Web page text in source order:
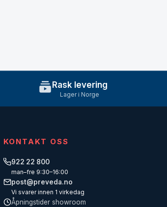
Rask levering
Lager i Norge
KONTAKT OSS
922 22 800
man–fre 9:30–16:00
post@preveda.no
Vi svarer innen 1 virkedag
Åpningstider showroom